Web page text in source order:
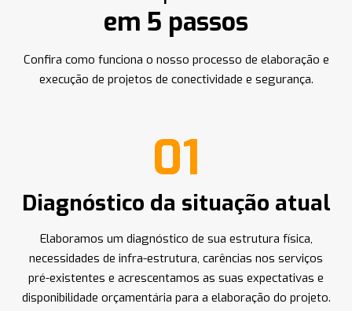
em 5 passos
Confira como funciona o nosso processo de elaboração e
execução de projetos de conectividade e segurança.
01
Diagnóstico da situação atual
Elaboramos um diagnóstico de sua estrutura física,
necessidades de infra-estrutura, carências nos serviços
pré-existentes e acrescentamos as suas expectativas e
disponibilidade orçamentária para a elaboração do projeto.